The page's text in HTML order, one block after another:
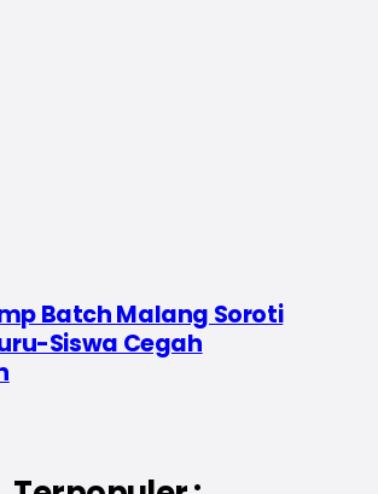
Batch Malang Soroti
Siswa Cegah